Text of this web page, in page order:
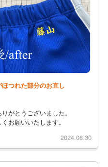
つれた部分のお直し
がとうございました。
お願いいたします。
2024.08.30